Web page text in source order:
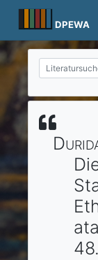
content
DPEWA
48.